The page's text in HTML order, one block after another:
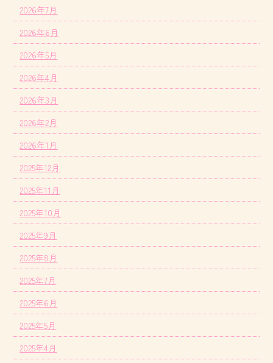
2026年7月
2026年6月
2026年5月
2026年4月
2026年3月
2026年2月
2026年1月
2025年12月
2025年11月
2025年10月
2025年9月
2025年8月
2025年7月
2025年6月
2025年5月
2025年4月